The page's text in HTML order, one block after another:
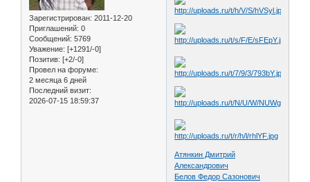
Зарегистрирован: 2011-12-20
Приглашений: 0
Сообщений: 5769
Уважение: [+1291/-0]
Позитив: [+2/-0]
Провел на форуме:
2 месяца 6 дней
Последний визит:
2026-07-15 18:59:37
Атянкин Дмитрий
Александрович
Белов Федор Сазонович